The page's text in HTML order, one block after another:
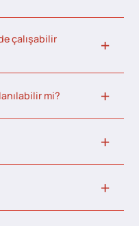
çalışabilir
mi?